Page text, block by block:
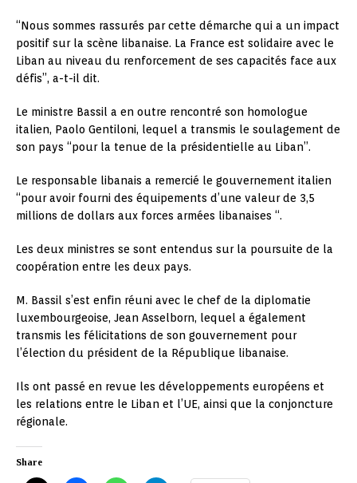
“Nous sommes rassurés par cette démarche qui a un impact
positif sur la scène libanaise. La France est solidaire avec le
Liban au niveau du renforcement de ses capacités face aux
défis”, a-t-il dit.
Le ministre Bassil a en outre rencontré son homologue
italien, Paolo Gentiloni, lequel a transmis le soulagement de
son pays “pour la tenue de la présidentielle au Liban”.
Le responsable libanais a remercié le gouvernement italien
“pour avoir fourni des équipements d’une valeur de 3,5
millions de dollars aux forces armées libanaises “.
Les deux ministres se sont entendus sur la poursuite de la
coopération entre les deux pays.
M. Bassil s’est enfin réuni avec le chef de la diplomatie
luxembourgeoise, Jean Asselborn, lequel a également
transmis les félicitations de son gouvernement pour
l’élection du président de la République libanaise.
Ils ont passé en revue les développements européens et
les relations entre le Liban et l’UE, ainsi que la conjoncture
régionale.
Share